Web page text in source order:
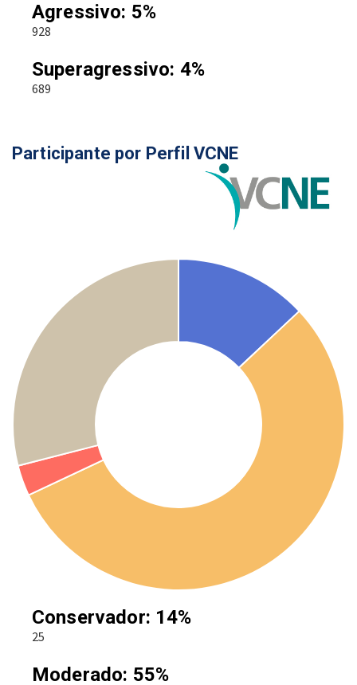
Agressivo: 5%
928
Superagressivo: 4%
689
Participante por Perfil VCNE
Conservador: 14%
25
Moderado: 55%